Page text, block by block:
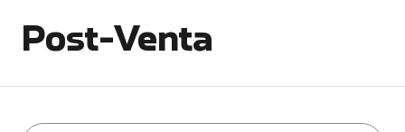
Post-Venta